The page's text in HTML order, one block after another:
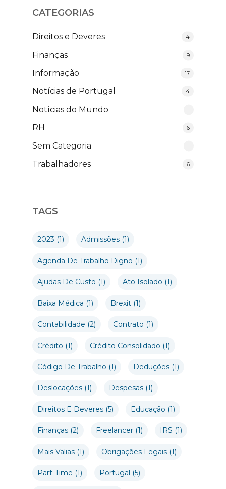
CATEGORIAS
Direitos e Deveres 4
Finanças 9
Informação 17
Notícias de Portugal 4
Notícias do Mundo 1
RH 6
Sem Categoria 1
Trabalhadores 6
TAGS
2023 (1) Admissões (1)
Agenda De Trabalho Digno (1)
Ajudas De Custo (1) Ato Isolado (1)
Baixa Médica (1) Brexit (1)
Contabilidade (2) Contrato (1)
Crédito (1) Crédito Consolidado (1)
Código De Trabalho (1) Deduções (1)
Deslocações (1) Despesas (1)
Direitos E Deveres (5) Educação (1)
Finanças (2) Freelancer (1) IRS (1)
Mais Valias (1) Obrigações Legais (1)
Part-Time (1) Portugal (5)